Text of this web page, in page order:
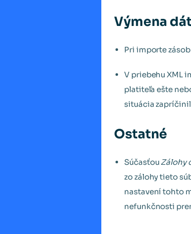
Výmena dát
Pri importe
V priebehu XML
platiteľa ešte
situácia
Ostatné
Súčasťou Zálohy
zo zálohy tieto
nastavení tohto
nefunkčnosti